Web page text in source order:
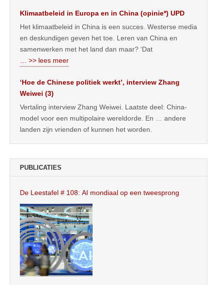
Klimaatbeleid in Europa en in China (opinie*) UPD
Het klimaatbeleid in China is een succes. Westerse media
en deskundigen geven het toe. Leren van China en
samenwerken met het land dan maar? ‘Dat
… >> lees meer
‘Hoe de Chinese politiek werkt’, interview Zhang
Weiwei (3)
Vertaling interview Zhang Weiwei. Laatste deel: China-
model voor een multipolaire wereldorde. En … andere
landen zijn vrienden of kunnen het worden.
PUBLICATIES
De Leestafel # 108: AI mondiaal op een tweesprong